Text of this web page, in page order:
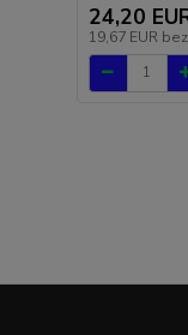
24,20
19,67 EUR